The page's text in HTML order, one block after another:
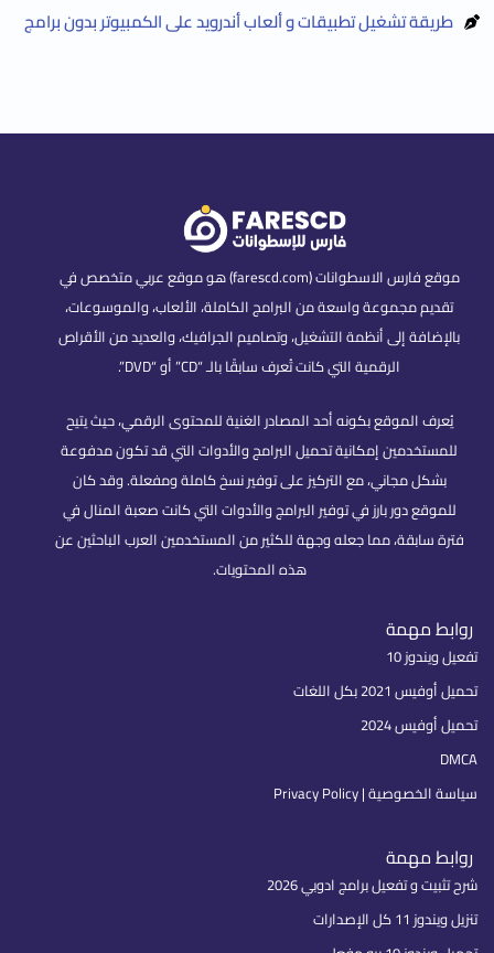
طريقة تشغيل تطبيقات و ألعاب أندرويد على الكمبيوتر بدون برامج
موقع فارس الاسطوانات (farescd.com) هو موقع عربي متخصص في
تقديم مجموعة واسعة من البرامج الكاملة، الألعاب، والموسوعات،
بالإضافة إلى أنظمة التشغيل، وتصاميم الجرافيك، والعديد من الأقراص
الرقمية التي كانت تُعرف سابقًا بالـ “CD” أو “DVD”.
يُعرف الموقع بكونه أحد المصادر الغنية للمحتوى الرقمي، حيث يتيح
للمستخدمين إمكانية تحميل البرامج والأدوات التي قد تكون مدفوعة
بشكل مجاني، مع التركيز على توفير نسخ كاملة ومفعلة. وقد كان
للموقع دور بارز في توفير البرامج والأدوات التي كانت صعبة المنال في
فترة سابقة، مما جعله وجهة للكثير من المستخدمين العرب الباحثين عن
هذه المحتويات.
روابط مهمة
تفعيل ويندوز 10
تحميل أوفيس 2021 بكل اللغات
تحميل أوفيس 2024
DMCA
سياسة الخصوصية | Privacy Policy
روابط مهمة
شرح تثبيت و تفعيل برامج ادوبي 2026
تنزيل ويندوز 11 كل الإصدارات